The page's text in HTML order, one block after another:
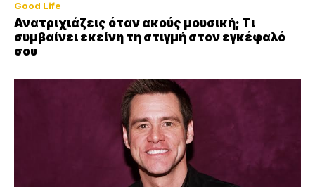
Good Life
Ανατριχιάζεις όταν ακούς μουσική; Τι
συμβαίνει εκείνη τη στιγμή στον εγκέφαλό
σου